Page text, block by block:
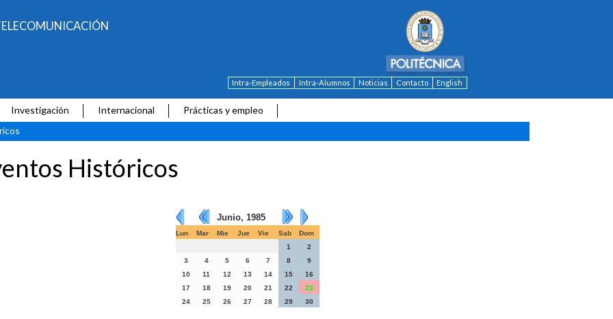
Intra-Empleados Intra-Alumnos Noticias Contacto English
Investigación Internacional
Prácticas y empleo
Históricos
Junio, 1985
Lun Mar Mie Jue Vie Sab
Dom
1
2
3
4 5 6 7 8
9
10
11 12 13 14 15
16
17
18 19 20 21 22
23
24
25 26 27 28 29 30